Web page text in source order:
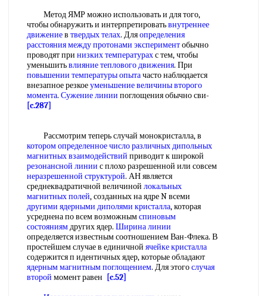
Метод ЯМР можно использовать и для того,
чтобы обнаружить и интерпретироватьвнутреннее
движениев твердых телах. Дляопределения
расстояния междупротонами экспериментобычно
проводят при низких температурахс тем, чтобы
уменьшитьвлияние теплового движения. При
повышении температурыопытачасто наблюдается
внезапное резкоеуменьшение величинывторого
момента. Сужение линии поглощения обычно сви-
[c.287]
Рассмотрим теперь случай монокристалла, в
котором определенноечисло различныхдипольных
магнитных взаимодействий приводит к широкой
резонансной линии с плохо разрешенной или совсем
неразрешенной структурой. АН является
среднеквадратичной величиной локальных
магнитных полей, созданных на ядре N всеми
другими ядерными диполями кристалла, которая
усреднена по всем возможнымспиновым
состояниямдругих ядер. Ширина линии
определяется известным соотношением Ван-Флека. В
простейшем случае в единичной ячейке кристалла
содержится п идентичных ядер, которые обладают
ядерным магнитным поглощением. Для этогослучая
второй момент равен
[c.52]